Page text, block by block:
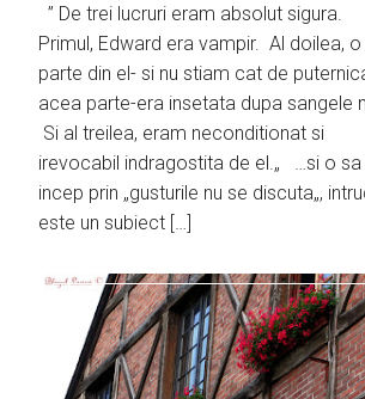
” De trei lucruri eram absolut sigura.
Primul, Edward era vampir. Al doilea, o
parte din el- si nu stiam cat de
acea parte-era insetata dupa sangele
Si al treilea, eram neconditionat si
irevocabil indragostita de el.„ …si o sa
incep prin „gusturile nu se discuta„,
este un subiect […]